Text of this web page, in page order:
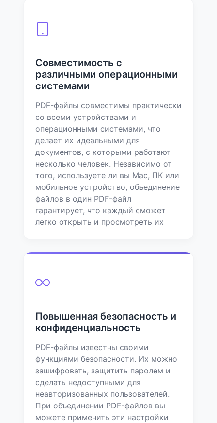
Совместимость с
различными операционными
системами
PDF-файлы совместимы практически
со всеми устройствами и
операционными системами, что
делает их идеальными для
документов, с которыми работают
несколько человек. Независимо от
того, используете ли вы Mac, ПК или
мобильное устройство, объединение
файлов в один PDF-файл
гарантирует, что каждый сможет
легко открыть и просмотреть их
Повышенная безопасность и
конфиденциальность
PDF-файлы известны своими
функциями безопасности. Их можно
зашифровать, защитить паролем и
сделать недоступными для
неавторизованных пользователей.
При объединении PDF-файлов вы
можете применить эти настройки